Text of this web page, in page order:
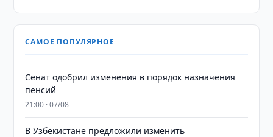
САМОЕ ПОПУЛЯРНОЕ
Сенат одобрил изменения в порядок назначения
пенсий
21:00 · 07/08
В Узбекистане предложили изменить